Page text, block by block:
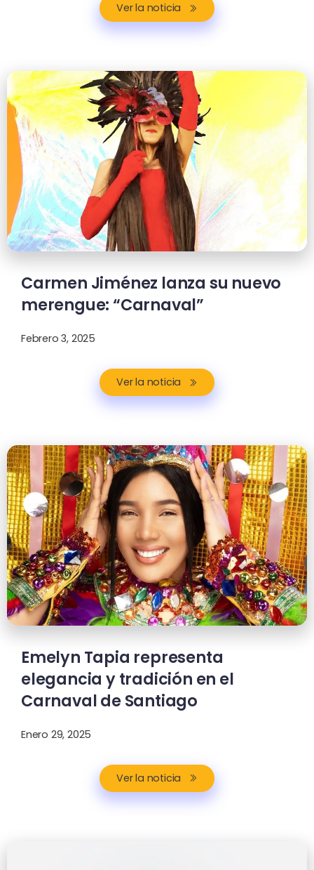
Ver la noticia
Carmen Jiménez lanza su nuevo
merengue: “Carnaval”
Febrero 3, 2025
Ver la noticia
Emelyn Tapia representa
elegancia y tradición en el
Carnaval de Santiago
Enero 29, 2025
Ver la noticia